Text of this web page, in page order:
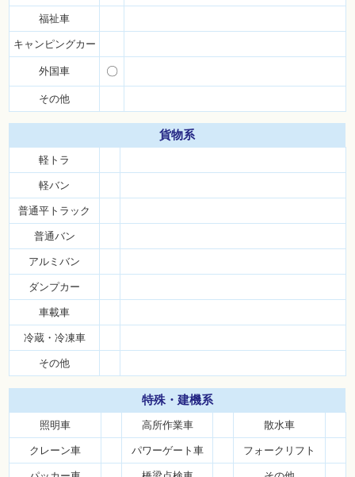
福祉車
キャンピングカー
外国車 〇
その他
貨物系
軽トラ
軽バン
普通平トラック
普通バン
アルミバン
ダンプカー
車載車
冷蔵・冷凍車
その他
特殊・ 建機系
照明車 高所作業車 散水車
クレーン車 パワーゲート車 フォークリフト